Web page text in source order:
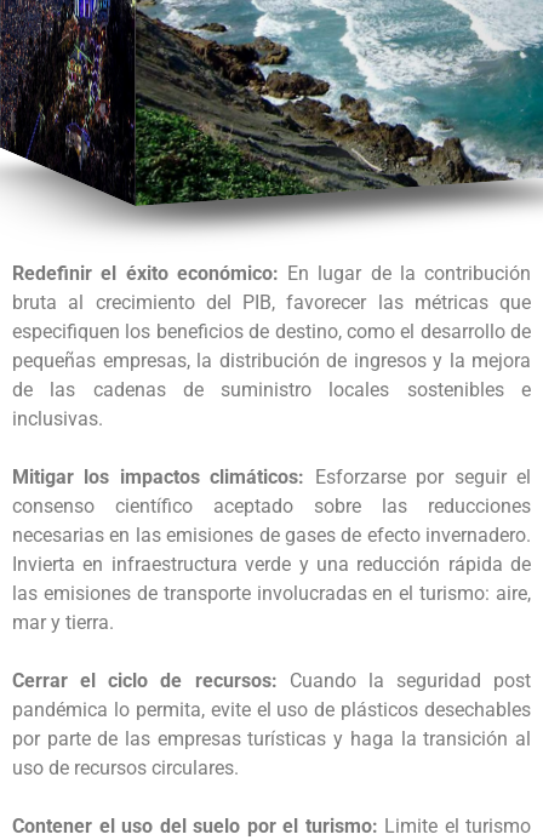
Redefinir el éxito económico: En lugar de la contribución
bruta al crecimiento del PIB, favorecer las métricas que
especifiquen los beneficios de destino, como el desarrollo de
pequeñas empresas, la distribución de ingresos y la mejora
de las cadenas de suministro locales sostenibles e
inclusivas.
Mitigar los impactos climáticos:
Esforzarse por seguir el
consenso científico aceptado sobre las reducciones
necesarias en las emisiones de gases de efecto invernadero.
Invierta en infraestructura verde y una reducción rápida de
las emisiones de transporte involucradas en el turismo: aire,
mar y tierra.
Cerrar el ciclo de recursos: Cuando la seguridad post
pandémica lo permita, evite el uso de plásticos desechables
por parte de las empresas turísticas y haga la transición al
uso de recursos circulares.
Contener el uso del suelo por el turismo: Limite el turismo